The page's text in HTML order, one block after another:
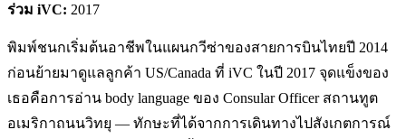
ร่วม iVC: 2017
พิมพ์ชนกเริ่มต้นอาชีพในแผนกวีซ่าของสายการบินไทยปี 2014
ก่อนย้ายมาดูแลลูกค้า US/Canada ที่ iVC ในปี 2017 จุดแข็งของ
เธอคือการอ่าน body language ของ Consular Officer สถานทูต
อเมริกาถนนวิทยุ — ทักษะที่ได้จากการเดินทางไปสังเกตการณ์